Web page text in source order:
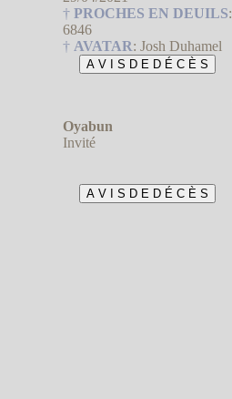
† PROCHES EN DEUILS:
6846
† AVATAR: Josh Duhamel
Oyabun
Invité